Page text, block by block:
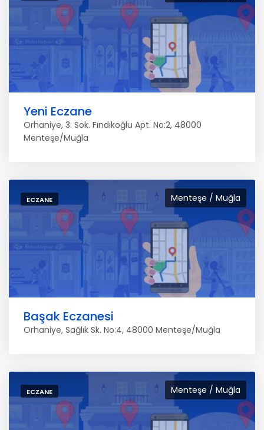
Yeni Eczane
Orhaniye, 3. Sok. Fındıkoğlu Apt. No:2, 48000
Menteşe/Muğla
Menteşe / Muğla
ECZANE
Başak Eczanesi
Orhaniye, Sağlık Sk. No:4, 48000 Menteşe/Muğla
Menteşe / Muğla
ECZANE